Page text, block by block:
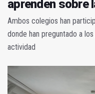
aprenden sobre
Ambos colegios han
donde han preguntado a
actividad